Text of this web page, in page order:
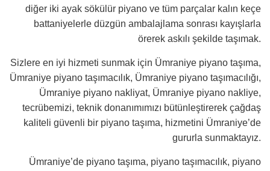
diğer iki ayak sökülür piyano ve tüm parçalar kalın keçe
battaniyelerle düzgün ambalajlama sonrası kayışlarla
örerek askılı şekilde taşımak.
Sizlere en iyi hizmeti sunmak için Ümraniye piyano taşıma,
Ümraniye piyano taşımacılık, Ümraniye piyano taşımacılığı,
Ümraniye piyano nakliyat, Ümraniye piyano nakliye,
tecrübemizi, teknik donanımımızı bütünleştirerek çağdaş
kaliteli güvenli bir piyano taşıma, hizmetini Ümraniye’de
gururla sunmaktayız.
Ümraniye’de piyano taşıma, piyano taşımacılık, piyano